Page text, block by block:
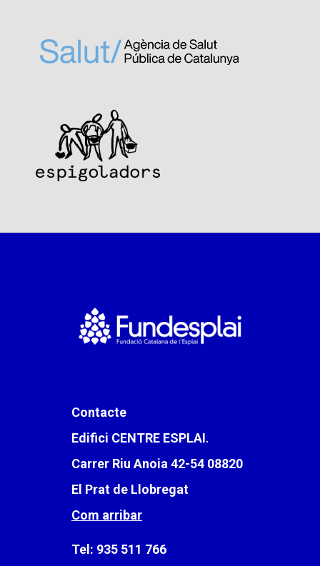
Contacte
Edifici CENTRE ESPLAI.
Carrer Riu Anoia 42-54 08820
El Prat de Llobregat
Com arribar
Tel: 935 511 766